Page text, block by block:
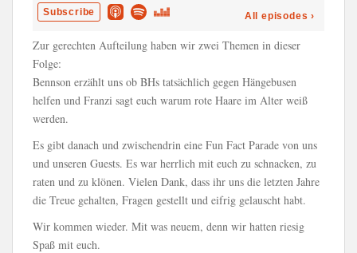
Zur gerechten Aufteilung haben wir zwei Themen in dieser
Folge:
Bennson erzählt uns ob BHs tatsächlich gegen Hängebusen
helfen und Franzi sagt euch warum rote Haare im Alter weiß
werden.
Es gibt danach und zwischendrin eine Fun Fact Parade von uns
und unseren Guests. Es war herrlich mit euch zu schnacken, zu
raten und zu klönen. Vielen Dank, dass ihr uns die letzten Jahre
die Treue gehalten, Fragen gestellt und eifrig gelauscht habt.
Wir kommen wieder. Mit was neuem, denn wir hatten riesig
Spaß mit euch.